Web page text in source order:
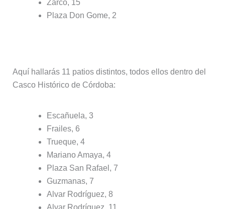
Zarco, 15
Plaza Don Gome, 2
Aquí hallarás 11 patios distintos, todos ellos dentro del
Casco Histórico de Córdoba:
Escañuela, 3
Frailes, 6
Trueque, 4
Mariano Amaya, 4
Plaza San Rafael, 7
Guzmanas, 7
Alvar Rodríguez, 8